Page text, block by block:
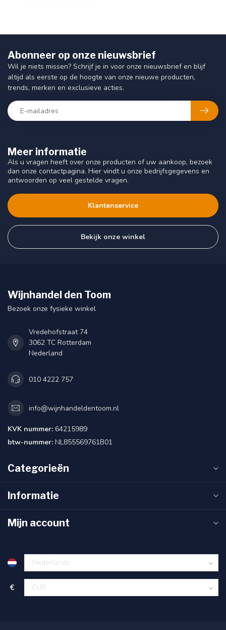
Meer informatie
Als u vragen heeft over onze producten of uw aankoop, bezoek
dan onze contactpagina. Hier vindt u onze bedrijfsgegevens en
antwoorden op veel gestelde vragen.
Klantenservice
Bekijk onze winkel
Abonneer op onze nieuwsbrief
Wil je niets missen? Schrijf je in voor onze nieuwsbrief en blijf
altijd als eerste op de hoogte van onze nieuwe producten,
trends, merken en exclusieve acties.
Wijnhandel den Toom
Bezoek onze fysieke winkel
Vredehofstraat 74
3062 TC Rotterdam
Nederland
010 4222 757
info@wijnhandeldentoom.nl
KVK nummer: 64215989
btw-nummer: NL855569761B01
Categorieën
Informatie
Mijn account
€